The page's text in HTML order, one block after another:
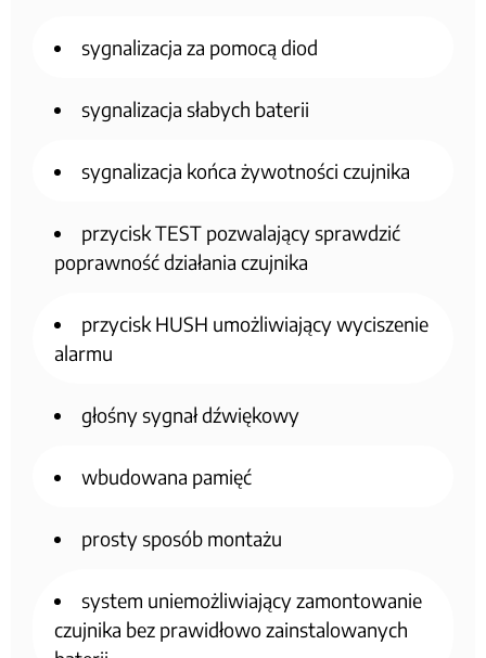
sygnalizacja za pomocą diod
sygnalizacja słabych baterii
sygnalizacja końca żywotności czujnika
przycisk TEST pozwalający sprawdzić
poprawność działania czujnika
przycisk HUSH umożliwiający wyciszenie
alarmu
głośny sygnał dźwiękowy
wbudowana pamięć
prosty sposób montażu
system uniemożliwiający zamontowanie
czujnika bez prawidłowo zainstalowanych